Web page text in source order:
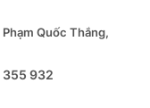
Quốc Thắng,
932